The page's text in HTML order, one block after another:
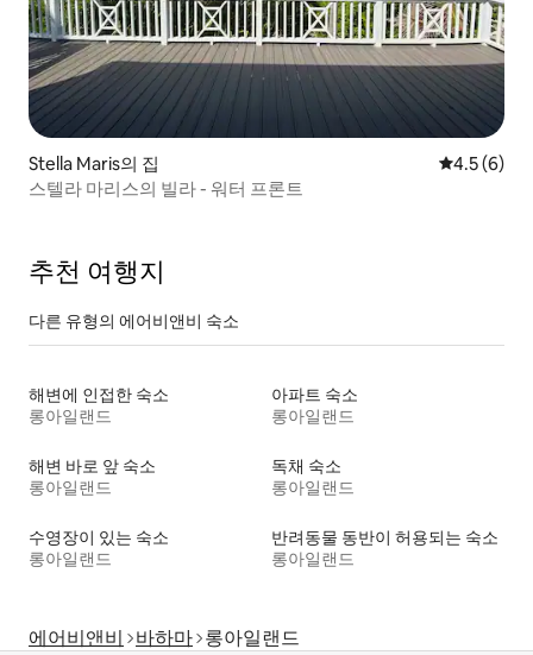
Stella Maris의 집 평점 4.5점
4.5 (6)
스텔라 마리스의 빌라 - 워터 프론트
추천 여행지
다른 유형의 에어비앤비 숙소
해변에 인접한 숙소
롱아일랜드
아파트 숙소
롱아일랜드
해변 바로 앞 숙소
롱아일랜드
독채 숙소
롱아일랜드
수영장이 있는 숙소
롱아일랜드
반려동물 동반이 허용되는 숙소
롱아일랜드
에어비앤비 바하마 롱아일랜드